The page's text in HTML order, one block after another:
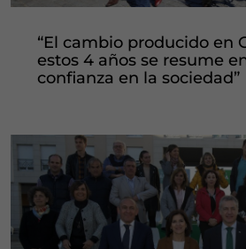
“El cambio producido en
estos 4 años se resume
confianza en la sociedad”